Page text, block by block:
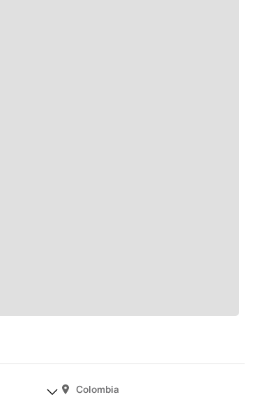
Colombia